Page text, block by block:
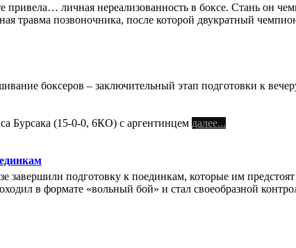
привела… личная нереализованность в боксе. Стань он
травма позвоночника, после которой двукратный
боксеров – заключительный этап подготовки к
Бурсака (15-0-0, 6КО) с аргентинцем далее...
подготовку к поединкам, которые им
в формате «вольный бой» и стал своеобразной